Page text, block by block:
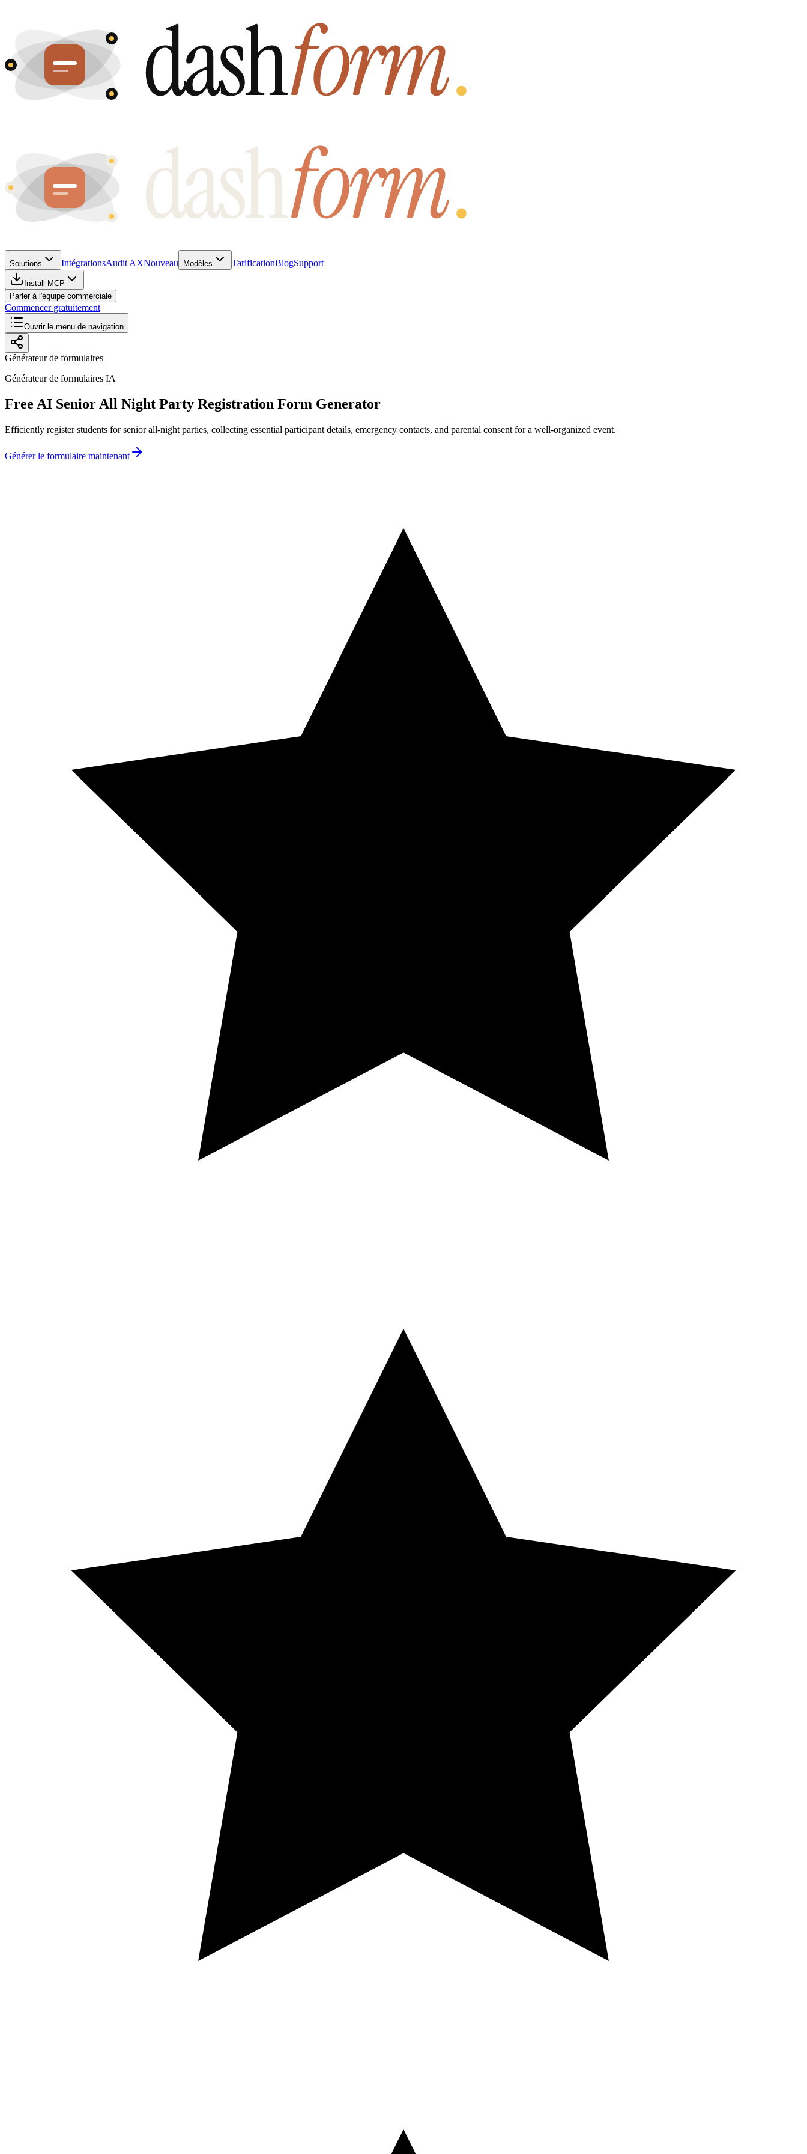
Solutions IntégrationsAudit AXNouveau Modèles TarificationBlogSupport
Install MCP
Parler à l'équipe commerciale
Commencer gratuitement
Ouvrir le menu de navigation
Générateur de formulaires
Générateur de formulaires IA
Free AI Senior All Night Party Registration Form Generator
Efficiently register students for senior all-night parties, collecting essential participant details, emergency contacts, and parental consent for a well-organized event.
Générer le formulaire maintenant